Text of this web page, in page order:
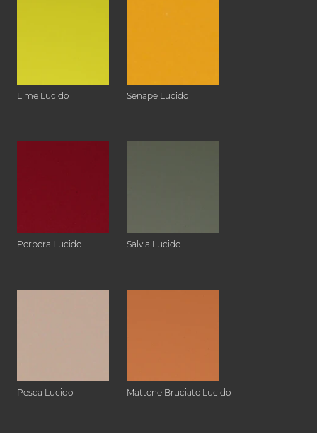
Lime Lucido Senape Lucido
Porpora Lucido Salvia Lucido
Pesca Lucido Mattone Bruciato Lucido